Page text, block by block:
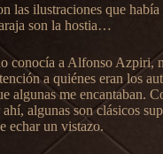
las ilustraciones que había
son la hostia…
conocía a Alfonso Azpiri,
a quiénes eran los
algunas me encantaban.
algunas son clásicos
echar un vistazo.